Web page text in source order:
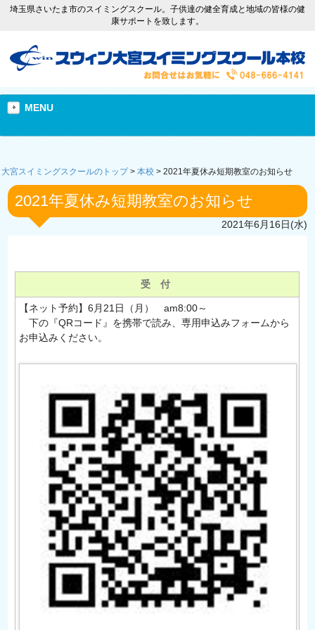
埼玉県さいたま市のスイミングスクール。子供達の健全育成と地域の皆様の健
康サポートを致します。
MENU
大宮スイミングスクールのトップ> 本校 > 2021年夏休み短期教室のお知らせ
2021年夏休み短期教室のお知らせ
2021年6月16日(水)
受 付
【ネット予約】6月21日（月） am8:00～
下の『QRコード』を携帯で読み、専用申込みフォームから
お申込みください。